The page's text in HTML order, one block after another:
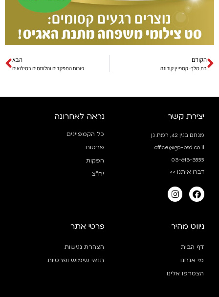
הקודם
בת מלך- קמפיין קורונה
הבא
פורום המפקדים והלוחמים במילואים
יצירת קשר
מנחם בגין 42, רמת גן
office@go-bsd.co.il
03-613-3555
דברו איתנו >>
נראה לאחרונה
כל הקמפיינים
פרסום
הפקות
יח”צ
ניווט מהיר
דף הבית
מי אנחנו
הצטרפו אלינו
פרטי אתר
הצהרת נגישות
תנאי שימוש ופרטיות